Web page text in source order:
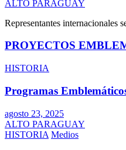
ALTO PARAGUAY
Representantes internacionales
PROYECTOS
HISTORIA
Programas
agosto 23, 2025
ALTO PARAGUAY
HISTORIA Medios